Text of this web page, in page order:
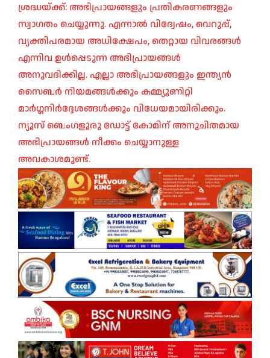
ശ്രദ്ധയ്ക്ക്: അഭിപ്രായങ്ങളും പ്രതികരണങ്ങളും
സ്വാഗതം ചെയ്യുന്നു. എന്നാൽ വിദ്വേഷം, വെറുപ്പ്,
വ്യക്തിപരമായ അധിക്ഷേപം, തെറ്റായ വിവരങ്ങൾ
എന്നിവ ഉൾപ്പെടുന്ന അഭിപ്രായങ്ങൾ
അനുവദിക്കില്ല. എല്ലാ അഭിപ്രായങ്ങളും ഇന്ത്യൻ
സൈബർ നിയമങ്ങൾക്കും കമ്മ്യൂണിറ്റി
മാർഗ്ഗനിർദ്ദേശങ്ങൾക്കും വിധേയമായിരിക്കും.
ന്യൂസ് ബെംഗളൂരു ഡോട്ട് കോമിന് അനുചിതമായ
അഭിപ്രായങ്ങൾ നീക്കം ചെയ്യാനുള്ള
അവകാശമുണ്ട്.